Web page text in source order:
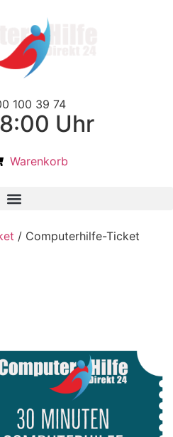
100 39 74
Uhr
Warenkorb
/ Computerhilfe-Ticket